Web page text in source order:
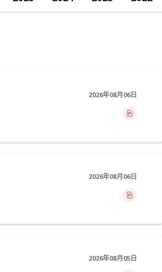
2026年08月06日
2026年08月06日
2026年08月05日